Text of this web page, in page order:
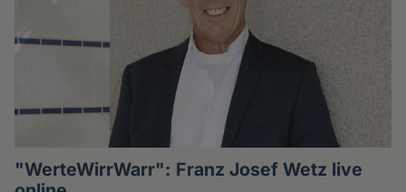
"WerteWirrWarr": Franz Josef Wetz live